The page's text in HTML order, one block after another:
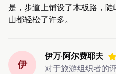
是，步道上铺设了木板路，
山都轻松了许多。
伊
伊万·阿尔费耶夫
对于旅游组织者的